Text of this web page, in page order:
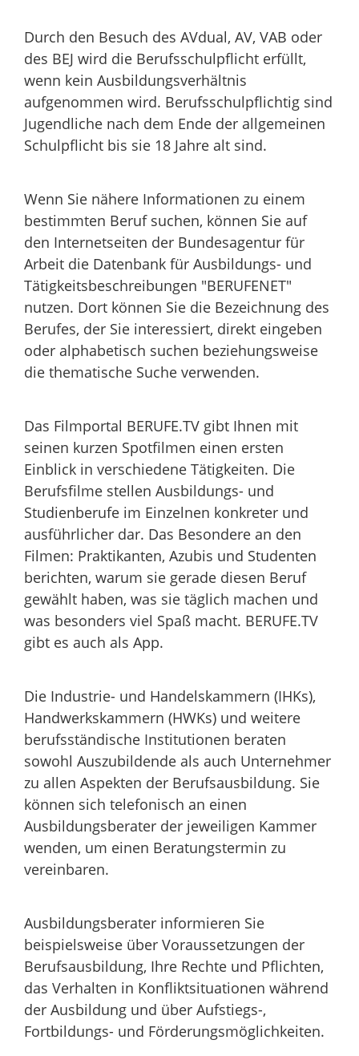
Durch den Besuch des AVdual, AV, VAB oder
des BEJ wird die Berufsschulpflicht erfüllt,
wenn kein Ausbildungsverhältnis
aufgenommen wird. Berufsschulpflichtig sind
Jugendliche nach dem Ende der allgemeinen
Schulpflicht bis sie 18 Jahre alt sind.
Wenn Sie nähere Informationen zu einem
bestimmten Beruf suchen, können Sie auf
den Internetseiten der Bundesagentur für
Arbeit die Datenbank für Ausbildungs- und
Tätigkeitsbeschreibungen "BERUFENET"
nutzen. Dort können Sie die Bezeichnung des
Berufes, der Sie interessiert, direkt eingeben
oder alphabetisch suchen beziehungsweise
die thematische Suche verwenden.
Das Filmportal BERUFE.TV gibt Ihnen mit
seinen kurzen Spotfilmen einen ersten
Einblick in verschiedene Tätigkeiten. Die
Berufsfilme stellen Ausbildungs- und
Studienberufe im Einzelnen konkreter und
ausführlicher dar. Das Besondere an den
Filmen: Praktikanten, Azubis und Studenten
berichten, warum sie gerade diesen Beruf
gewählt haben, was sie täglich machen und
was besonders viel Spaß macht. BERUFE.TV
gibt es auch als App.
Die Industrie- und Handelskammern (IHKs),
Handwerkskammern (HWKs) und weitere
berufsständische Institutionen beraten
sowohl Auszubildende als auch Unternehmer
zu allen Aspekten der Berufsausbildung. Sie
können sich telefonisch an einen
Ausbildungsberater der jeweiligen Kammer
wenden, um einen Beratungstermin zu
vereinbaren.
Ausbildungsberater informieren Sie
beispielsweise über Voraussetzungen der
Berufsausbildung, Ihre Rechte und Pflichten,
das Verhalten in Konfliktsituationen während
der Ausbildung und über Aufstiegs-,
Fortbildungs- und Förderungsmöglichkeiten.